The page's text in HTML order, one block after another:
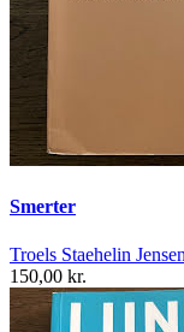
Smerter
Troels Staehelin
150,00 kr.